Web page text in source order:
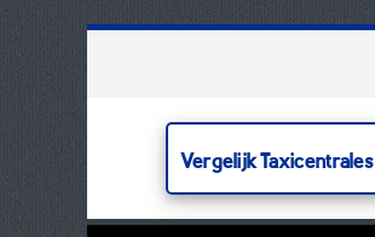
Vergelijk Taxicentrales